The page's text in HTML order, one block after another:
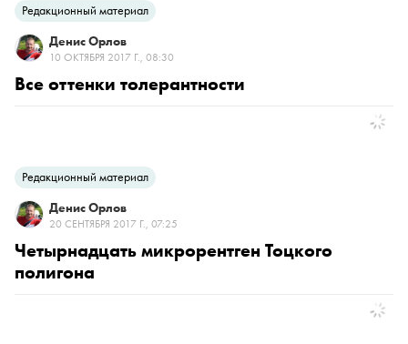
Редакционный материал
Денис Орлов
10 ОКТЯБРЯ 2017 Г., 08:30
Все оттенки толерантности
Редакционный материал
Денис Орлов
20 СЕНТЯБРЯ 2017 Г., 07:25
Четырнадцать микрорентген Тоцкого
полигона